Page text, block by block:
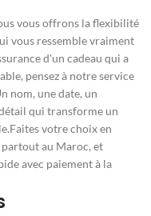
vous offrons la flexibilité
vous ressemble vraiment
d'un cadeau qui a
pensez à notre service
nom, une date, un
qui transforme un
votre choix en
partout au Maroc, et
avec paiement à la